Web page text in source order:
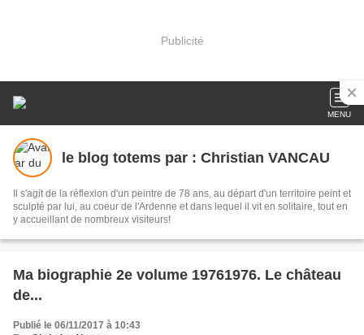
Publicité
MENU
le blog totems par : Christian VANCAU
Il s'agit de la réflexion d'un peintre de 78 ans, au départ d'un territoire peint et
sculpté par lui, au coeur de l'Ardenne et dans lequel il vit en solitaire, tout en
y accueillant de nombreux visiteurs!
Ma biographie 2e volume 19761976. Le château
de...
Publié le 06/11/2017 à 10:43